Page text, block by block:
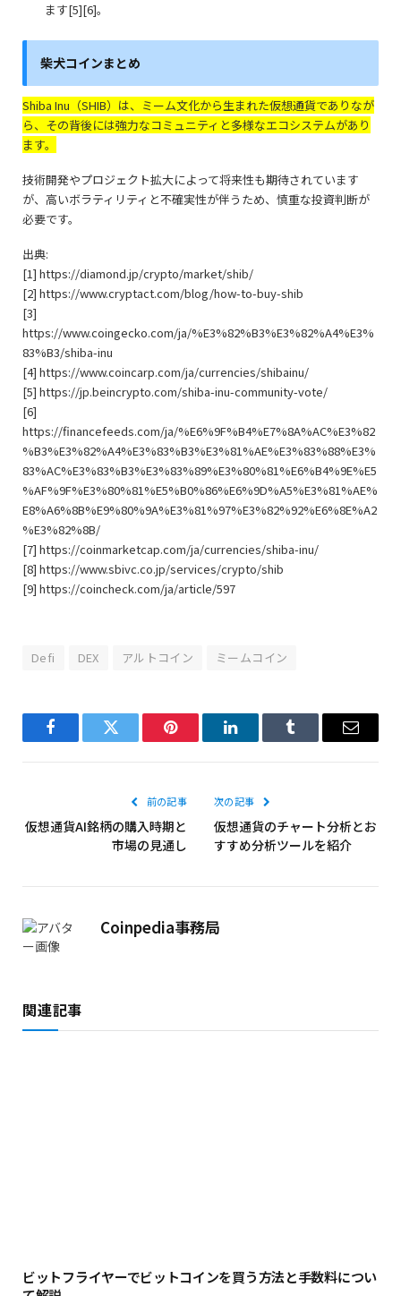
ます[5][6]。
柴犬コインまとめ
Shiba Inu（SHIB）は、ミーム文化から生まれた仮想通貨でありなが
ら、その背後には強力なコミュニティと多様なエコシステムがあり
ます。
技術開発やプロジェクト拡大によって将来性も期待されています
が、高いボラティリティと不確実性が伴うため、慎重な投資判断が
必要です。
出典:
[1] https://diamond.jp/crypto/market/shib/
[2] https://www.cryptact.com/blog/how-to-buy-shib
[3]
https://www.coingecko.com/ja/%E3%82%B3%E3%82%A4%E3%
83%B3/shiba-inu
[4] https://www.coincarp.com/ja/currencies/shibainu/
[5] https://jp.beincrypto.com/shiba-inu-community-vote/
[6]
https://financefeeds.com/ja/%E6%9F%B4%E7%8A%AC%E3%82
%B3%E3%82%A4%E3%83%B3%E3%81%AE%E3%83%88%E3%
83%AC%E3%83%B3%E3%83%89%E3%80%81%E6%B4%9E%E5
%AF%9F%E3%80%81%E5%B0%86%E6%9D%A5%E3%81%AE%
E8%A6%8B%E9%80%9A%E3%81%97%E3%82%92%E6%8E%A2
%E3%82%8B/
[7] https://coinmarketcap.com/ja/currencies/shiba-inu/
[8] https://www.sbivc.co.jp/services/crypto/shib
[9] https://coincheck.com/ja/article/597
Defi DEX アルトコイン ミームコイン
FacebookTwitter Pinterest LinkedInTumblr
メ
ア
前の記事
仮想通貨AI銘柄の購入時期と
市場の見通し
次の記事
仮想通貨のチャート分析とお
すすめ分析ツールを紹介
Coinpedia事務局
関連記事
ビットフライヤーでビットコインを買う方法と手数料につい